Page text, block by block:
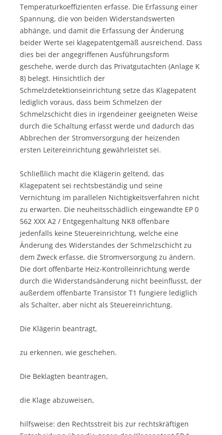
Temperaturkoeffizienten erfasse. Die Erfassung einer
Spannung, die von beiden Widerstandswerten
abhänge, und damit die Erfassung der Änderung
beider Werte sei klagepatentgemäß ausreichend. Dass
dies bei der angegriffenen Ausführungsform
geschehe, werde durch das Privatgutachten (Anlage K
8) belegt. Hinsichtlich der
Schmelzdetektionseinrichtung setze das Klagepatent
lediglich voraus, dass beim Schmelzen der
Schmelzschicht dies in irgendeiner geeigneten Weise
durch die Schaltung erfasst werde und dadurch das
Abbrechen der Stromversorgung der heizenden
ersten Leitereinrichtung gewährleistet sei.
Schließlich macht die Klägerin geltend, das
Klagepatent sei rechtsbeständig und seine
Vernichtung im parallelen Nichtigkeitsverfahren nicht
zu erwarten. Die neuheitsschädlich eingewandte EP 0
562 XXX A2 / Entgegenhaltung NK8 offenbare
jedenfalls keine Steuereinrichtung, welche eine
Änderung des Widerstandes der Schmelzschicht zu
dem Zweck erfasse, die Stromversorgung zu ändern.
Die dort offenbarte Heiz-Kontrolleinrichtung werde
durch die Widerstandsänderung nicht beeinflusst, der
außerdem offenbarte Transistor T1 fungiere lediglich
als Schalter, aber nicht als Steuereinrichtung.
Die Klägerin beantragt,
zu erkennen, wie geschehen.
Die Beklagten beantragen,
die Klage abzuweisen,
hilfsweise: den Rechtsstreit bis zur rechtskräftigen